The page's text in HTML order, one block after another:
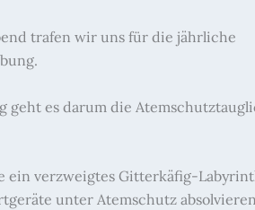
trafen wir uns für die jährliche
geht es darum die
ein verzweigtes Gitterkäfig-
unter Atemschutz